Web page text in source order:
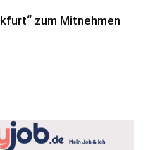
zum Mitnehmen